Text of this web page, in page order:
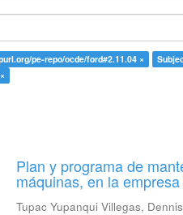
pe-repo/ocde/ford#2.11.04 ×
Plan y programa de
máquinas, en la
Tupac Yupanqui Villegas, Dennis